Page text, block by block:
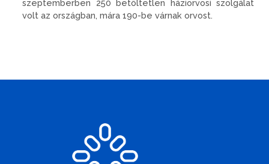
szeptemberben 250 betöltetlen háziorvosi szolgálat
volt az országban, mára 190-be várnak orvost.